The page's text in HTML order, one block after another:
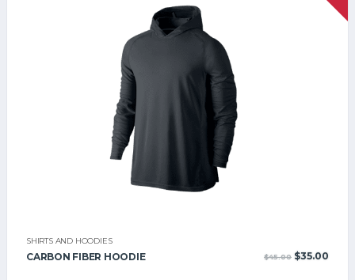
SHIRTS AND HOODIES
CARBON FIBER HOODIE $45.00 Le
$35.00